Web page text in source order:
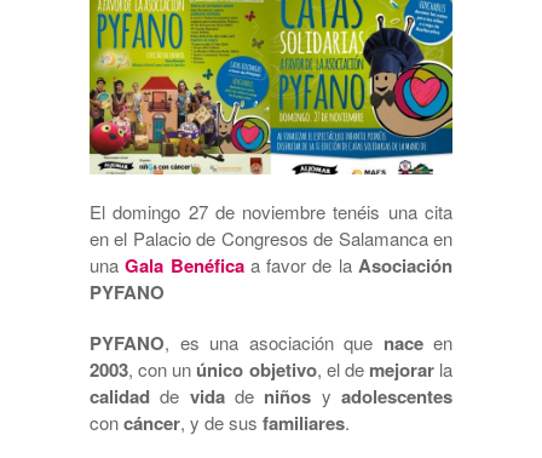
El domingo 27 de noviembre tenéis una cita
en el Palacio de Congresos de Salamanca en
unaGala Benéficaa favor de laAsociación
PYFANO
PYFANO, es una asociación que naceen
2003, con un único objetivo, el de mejorarla
calidad de vidade niños yadolescentes
concáncer, y de sus familiares.